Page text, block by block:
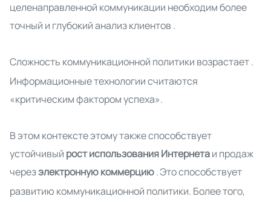
целенаправленной коммуникации необходим более
точный и глубокий анализ клиентов .
Сложность коммуникационной политики возрастает.
Информационные технологии считаются
«критическим фактором успеха».
В этом контексте этому также способствует
устойчивый рост использования Интернетаи продаж
черезэлектронную коммерцию.Это способствует
развитию коммуникационной политики. Более того,